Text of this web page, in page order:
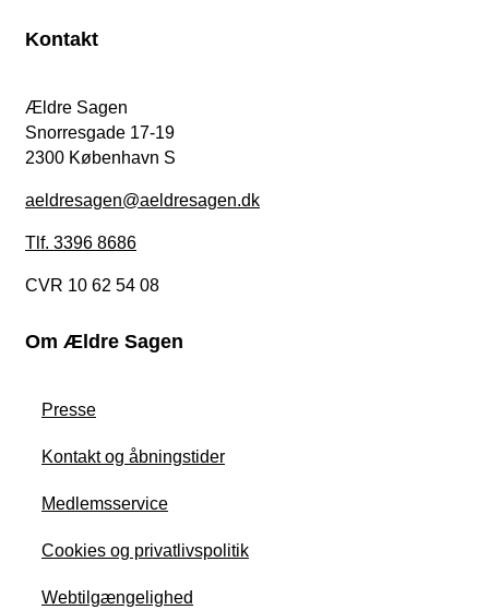
Kontakt
Ældre Sagen
Snorresgade 17-19
2300 København S
aeldresagen@aeldresagen.dk
Tlf. 3396 8686
CVR 10 62 54 08
Om Ældre Sagen
Presse
Kontakt og åbningstider
Medlemsservice
Cookies og privatlivspolitik
Webtilgængelighed